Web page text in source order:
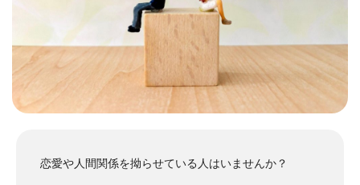
恋愛や人間関係を拗らせている人はいませんか？